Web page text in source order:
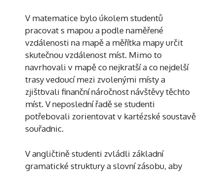
V matematice bylo úkolem studentů
pracovat s mapou a podle naměřené
vzdálenosti na mapě a měřítka mapy určit
skutečnou vzdálenost míst. Mimo to
navrhovali v mapě co nejkratší a co nejdelší
trasy vedoucí mezi zvolenými místy a
zjišťovali finanční náročnost návštěvy těchto
míst. V neposlední řadě se studenti
potřebovali zorientovat v kartézské soustavě
souřadnic.
V angličtině studenti zvládli základní
gramatické struktury a slovní zásobu, aby